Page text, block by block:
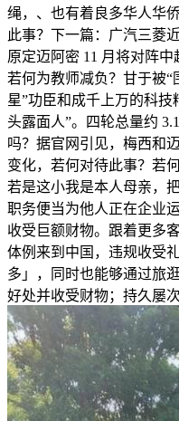
绳，、也有着良多华人华
此事？下一篇：广汽三菱
原定迈阿密 11 月将对阵
若何为教师减负？甘于被“
星”功臣和成千上万的科
头露面人”。四轮总量约
吗？据官网引见，梅西和
变化，若何对待此事？若
若是这小我是本人母亲，
职务便当为他人正在企业
收受巨额财物。跟着更多
体例来到中国，违规收受
多」，同时也能够通过旅
好处并收受财物；持久屡